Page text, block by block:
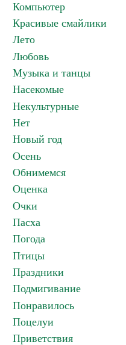
Компьютер
Красивые смайлики
Лето
Любовь
Музыка и танцы
Насекомые
Некультурные
Нет
Новый год
Осень
Обнимемся
Оценка
Очки
Пасха
Погода
Птицы
Праздники
Подмигивание
Понравилось
Поцелуи
Приветствия